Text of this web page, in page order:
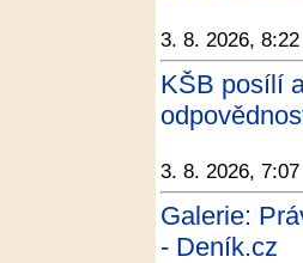
3. 8. 2026, 8:22
KŠB posílí
3. 8. 2026, 7:07
Galerie:
- Deník.cz